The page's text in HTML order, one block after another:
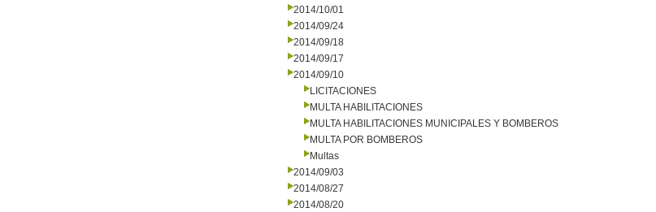
2014/10/01
2014/09/24
2014/09/18
2014/09/17
2014/09/10
LICITACIONES
MULTA HABILITACIONES
MULTA HABILITACIONES MUNICIPALES Y BOMBEROS
MULTA POR BOMBEROS
Multas
2014/09/03
2014/08/27
2014/08/20